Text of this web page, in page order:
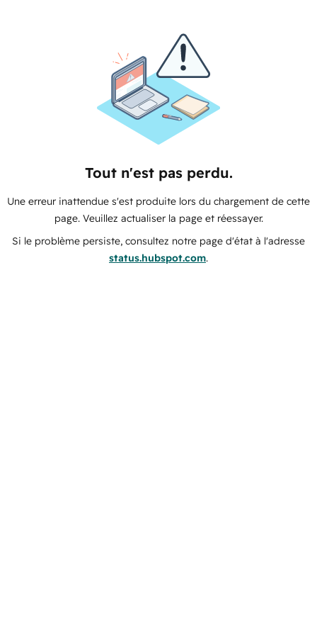
Tout n'est pas perdu.
Une erreur inattendue s'est produite lors du chargement de cette
page. Veuillez actualiser la page et réessayer.
Si le problème persiste, consultez notre page d'état à l'adresse
status.hubspot.com.